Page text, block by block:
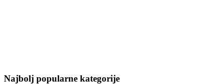
Najbolj popularne kategorije